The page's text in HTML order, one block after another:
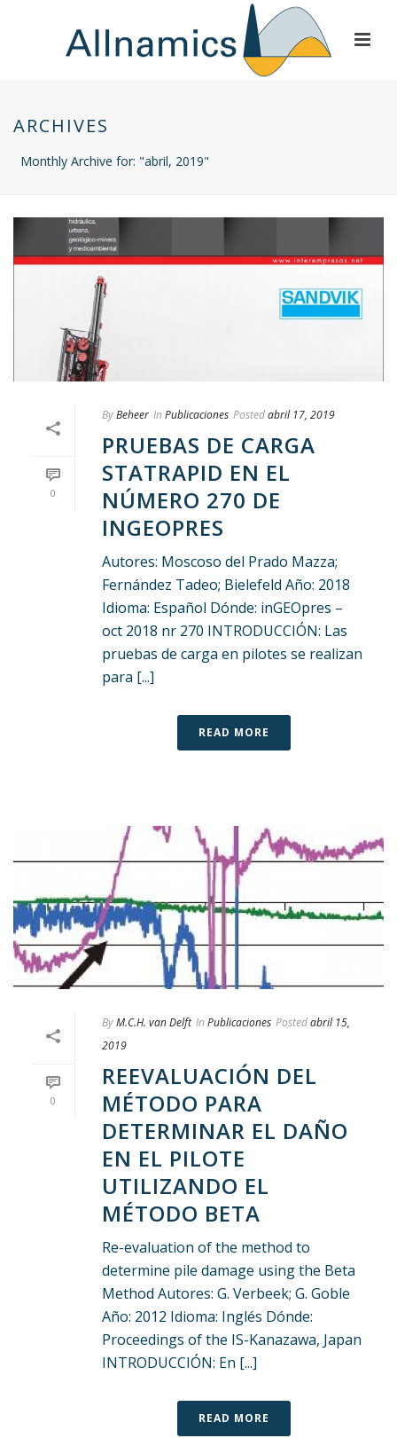
ARCHIVES
Monthly Archive for: "abril, 2019"
0
ByBeheer In Publicaciones Postedabril 17, 2019
PRUEBAS DE CARGA
STATRAPID EN EL
NÚMERO 270 DE
INGEOPRES
Autores: Moscoso del Prado Mazza;
Fernández Tadeo; Bielefeld Año: 2018
Idioma: Español Dónde: inGEOpres –
oct 2018 nr 270 INTRODUCCIÓN: Las
pruebas de carga en pilotes se realizan
para [...]
READ MORE
0
ByM.C.H. van Delft In Publicaciones Postedabril 15,
2019
REEVALUACIÓN DEL
MÉTODO PARA
DETERMINAR EL DAÑO
EN EL PILOTE
UTILIZANDO EL
MÉTODO BETA
Re-evaluation of the method to
determine pile damage using the Beta
Method Autores: G. Verbeek; G. Goble
Año: 2012 Idioma: Inglés Dónde:
Proceedings of the IS-Kanazawa, Japan
INTRODUCCIÓN: En [...]
READ MORE